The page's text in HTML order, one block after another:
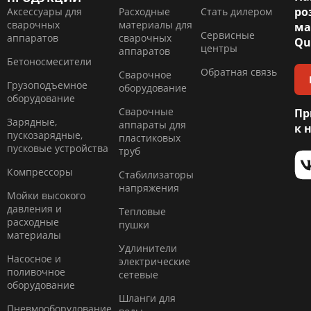
Аксессуары для
сварочных
аппаратов
Бетоносмесители
Грузоподъемное
оборудование
Зарядные,
пускозарядные,
пусковые устройства
Компресcоры
Мойки высокого
давления и
расходные
материалы
Насосное и
поливочное
оборудование
Расходные
материалы для
сварочных
аппаратов
Сварочное
оборудование
Сварочные
аппараты для
пластиковых
труб
Стабилизаторы
напряжения
Тепловые
пушки
Удлинители
электрические
сетевые
Шланги для
Стать дилером
Сервисные
центры
Обратная связь
к